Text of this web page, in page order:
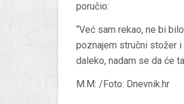
poručio:
“Već sam rekao, ne bi
poznajem stručni stožer i
daleko, nadam se da će
M.M: /Foto: Dnevnik.hr